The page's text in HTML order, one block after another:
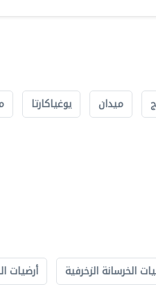
ميدان يوغياكارتا
الخرسانة الزخرفية أرضيات